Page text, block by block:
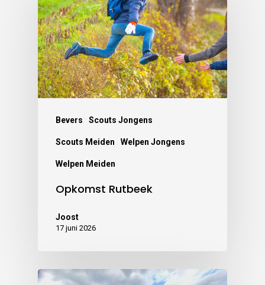
Bevers Scouts Jongens
Scouts Meiden Welpen Jongens
Welpen Meiden
Opkomst Rutbeek
Joost
17 juni 2026